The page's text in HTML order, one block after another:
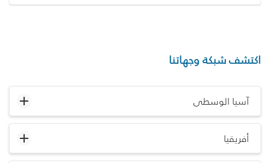
اكتشف شبكة وجهاتنا
آسيا الوسطى
أفريقيا